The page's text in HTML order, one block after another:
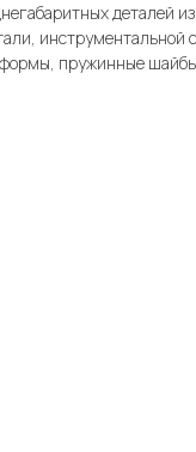
деталей
инструментальной
пружинные